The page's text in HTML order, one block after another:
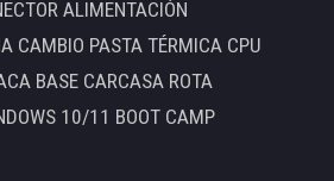
ALIMENTACIÓN
CAMBIO PASTA TÉRMICA CPU
BASE CARCASA ROTA
10/11 BOOT CAMP